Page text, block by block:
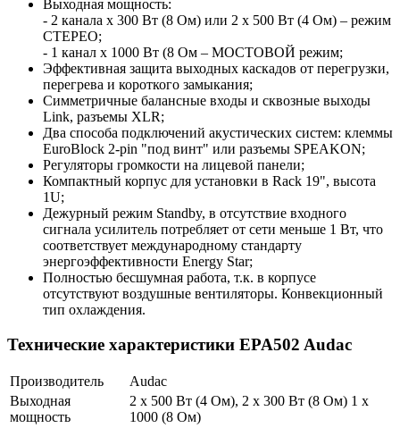
Выходная мощность:
- 2 канала х 300 Вт (8 Ом) или 2 х 500 Вт (4 Ом) – режим
СТЕРЕО;
- 1 канал х 1000 Вт (8 Ом – МОСТОВОЙ режим;
Эффективная защита выходных каскадов от перегрузки,
перегрева и короткого замыкания;
Симметричные балансные входы и сквозные выходы
Link, разъемы XLR;
Два способа подключений акустических систем: клеммы
EuroBlock 2-pin "под винт" или разъемы SPEAKON;
Регуляторы громкости на лицевой панели;
Компактный корпус для установки в Rack 19", высота
1U;
Дежурный режим Standby, в отсутствие входного
сигнала усилитель потребляет от сети меньше 1 Вт, что
соответствует международному стандарту
энергоэффективности Energy Star;
Полностью бесшумная работа, т.к. в корпусе
отсутствуют воздушные вентиляторы. Конвекционный
тип охлаждения.
Технические характеристики EPA502 Audac
Производитель
Audac
Выходная
мощность
2 х 500 Вт (4 Ом), 2 х 300 Вт (8 Ом) 1 х
1000 (8 Ом)